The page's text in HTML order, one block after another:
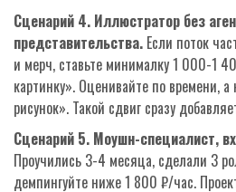
Сценарий 4. Иллюстратор без
представительства. Если поток
и мерч, ставьте минималку 1 000-1
картинку». Оценивайте по времени,
рисунок». Такой сдвиг сразу
Сценарий 5. Моушн-специалист,
Проучились 3-4 месяца, сделали 3
демпингуйте ниже 1 800 ₽/час.